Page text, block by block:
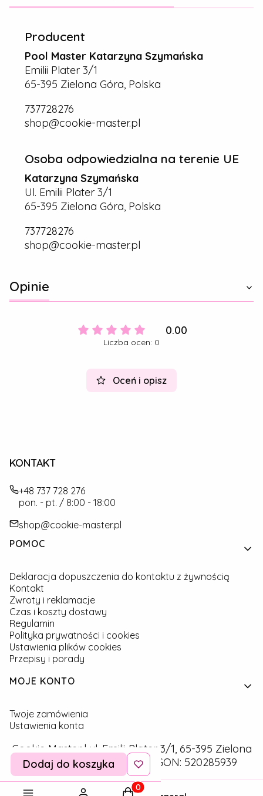
Producent
Pool Master Katarzyna Szymańska
Emilii Plater 3/1
65-395 Zielona Góra, Polska
737728276
shop@cookie-master.pl
Osoba odpowiedzialna na terenie UE
Katarzyna Szymańska
Ul. Emilii Plater 3/1
65-395 Zielona Góra, Polska
737728276
shop@cookie-master.pl
Opinie
0.00
Liczba ocen: 0
Oceń i opisz
KONTAKT
+48 737 728 276
pon. - pt. / 8:00 - 18:00
shop@cookie-master.pl
Linki w stopce
POMOC
Deklaracja dopuszczenia do kontaktu z żywnością
Kontakt
Zwroty i reklamacje
Czas i koszty dostawy
Regulamin
Polityka prywatności i cookies
Ustawienia plików cookies
Przepisy i porady
MOJE KONTO
Twoje zamówienia
Ustawienia konta
Cookie Master | ul. Emilii Plater 3/1, 65-395 Zielona
Góra | NIP: 9291757160 | REGON: 520285939
Dodaj do koszyka
Produkty w koszyku: 0.